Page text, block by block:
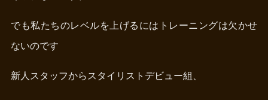
でも私たちのレベルを上げるにはトレーニングは欠かせ
ないのです
新人スタッフからスタイリストデビュー組、